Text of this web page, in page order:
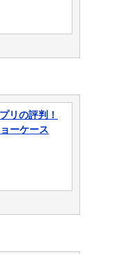
リの評判！
ーケース